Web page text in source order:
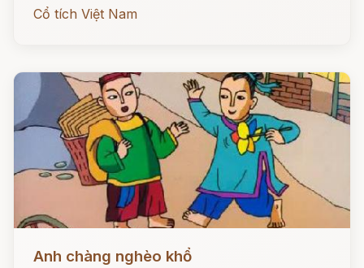
Cổ tích Việt Nam
Anh chàng nghèo khổ